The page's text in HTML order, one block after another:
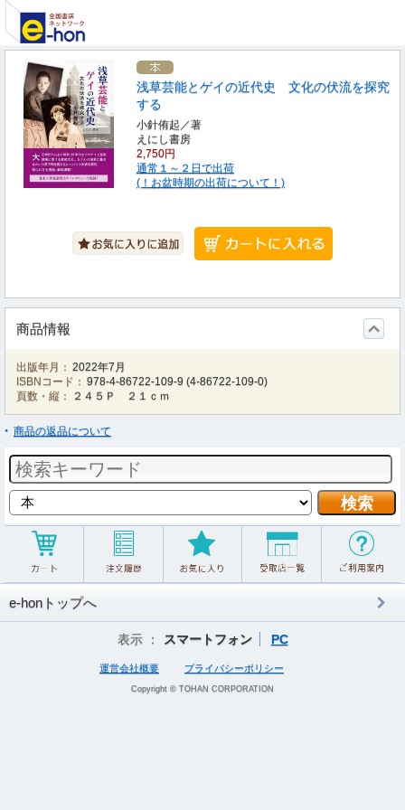
浅草芸能とゲイの近代史 文化の伏流を探究
する
小針侑起／著
えにし書房
2,750円
通常１～２日で出荷
(！お盆時期の出荷について！)
商品情報
出版年月： 2022年7月
ISBNコード： 978-4-86722-109-9 (4-86722-109-0)
頁数・縦：
２４５Ｐ ２１ｃｍ
商品の返品について
e-honトップへ
表示 ： スマートフォン PC
運営会社概要 プライバシーポリシー
Copyright © TOHAN CORPORATION